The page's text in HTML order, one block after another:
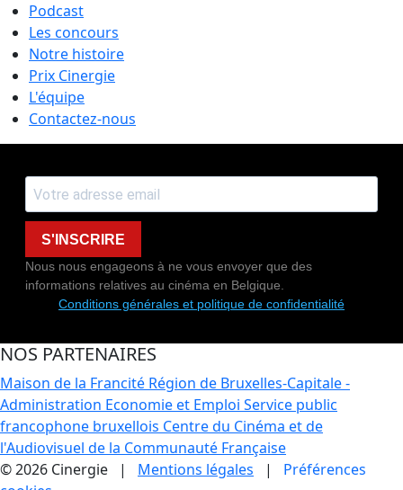
Podcast
Les concours
Notre histoire
Prix Cinergie
L'équipe
Contactez-nous
S'INSCRIRE
Nous nous engageons à ne vous envoyer que des
informations relatives au cinéma en Belgique.
Conditions générales et politique de confidentialité
NOS PARTENAIRES
Maison de la Francité Région de Bruxelles-Capitale -
Administration Economie et Emploi Service public
francophone bruxellois Centre du Cinéma et de
l'Audiovisuel de la Communauté Française
© 2026 Cinergie | Mentions légales | Préférences